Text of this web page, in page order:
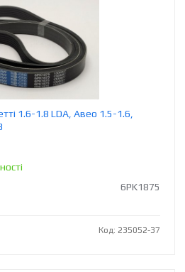
1.6-1.8 LDA, Авео 1.5-1.6,
6PK1875
Код: 235052-37